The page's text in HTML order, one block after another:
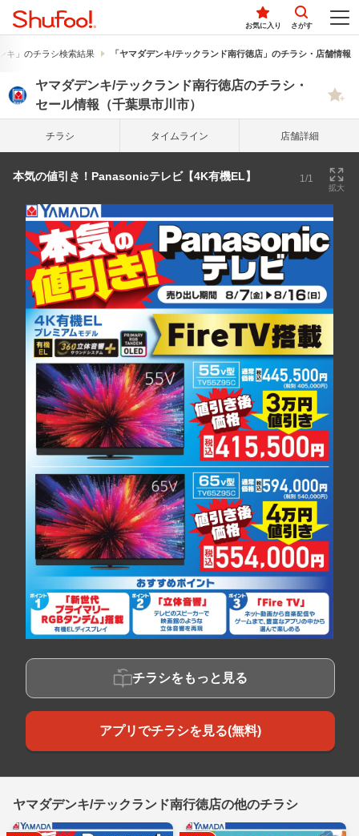
お気に入り さがす
キ」のチラシ検索結果 「ヤマダデンキ/テックランド南行徳店」のチラシ・店舗情報
ヤマダデンキ/テックランド南行徳店のチラシ・
セール情報（千葉県市川市）
チラシ タイム ライン 店舗詳細
本気の値引き！Panasonicテレビ【4K有機EL】 1/1
拡大
チラシをもっと見る
アプリでチラシを見る(無料)
ヤマダデンキ/テックランド南行徳店の他のチラシ